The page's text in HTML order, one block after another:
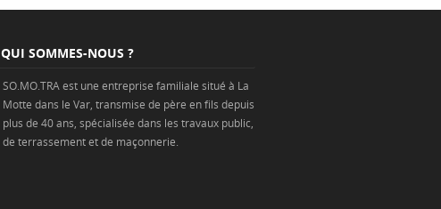
QUI SOMMES-NOUS ?
SO.MO.TRA est une entreprise familiale situé à La
Motte dans le Var, transmise de père en fils depuis
plus de 40 ans, spécialisée dans les travaux public
de terrassementet de maçonnerie